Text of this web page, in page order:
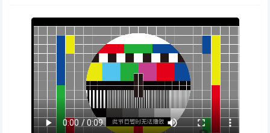
辽宁 内蒙古 山西 陕西